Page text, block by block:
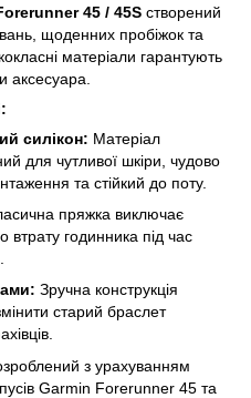
45 / 45S створений
щоденних пробіжок та
матеріали гарантують
аксесуара.
силікон: Матеріал
для чутливої шкіри, чудово
та стійкий до поту.
пряжка виключає
втрату годинника під час
Зручна конструкція
старий браслет
з урахуванням
Garmin Forerunner 45 та